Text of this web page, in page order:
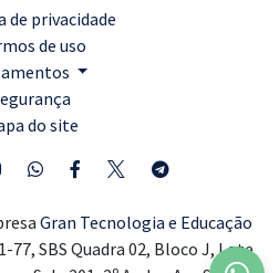
de privacidade
de uso
do site
Gran Tecnologia e Educação
77, SBS Quadra 02, Bloco J, Lote